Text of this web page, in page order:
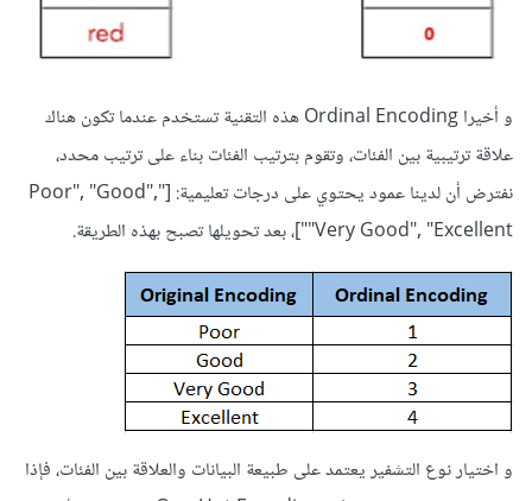
و أخيرا Ordinal Encoding هذه التقنية تستخدم عندما تكون هناك
علاقة ترتيبية بين الفئات، وتقوم بترتيب الفئات بناء على ترتيب محدد،
نفترض أن لدينا عمود يحتوي على درجات تعليمية: ["Poor", "Good",
"Very Good", "Excellent"]، بعد تحويلها تصبح بهذه الطريقة.
و اختيار نوع التشفير يعتمد على طبيعة البيانات والعلاقة بين الفئات، فإذا